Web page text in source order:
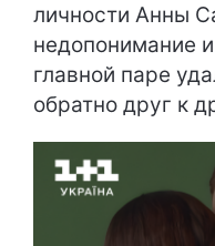
личности Анны
недопонимание
главной паре
обратно друг к